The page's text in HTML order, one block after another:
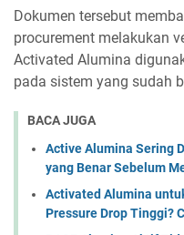
Dokumen tersebut
procurement melakukan
Activated Alumina
pada sistem yang sudah
BACA JUGA
Active Alumina Sering
yang Benar Sebelum
Activated Alumina
Pressure Drop Tinggi?